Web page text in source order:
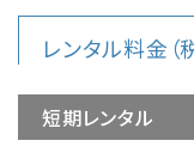
レンタル料金（
短期レンタル